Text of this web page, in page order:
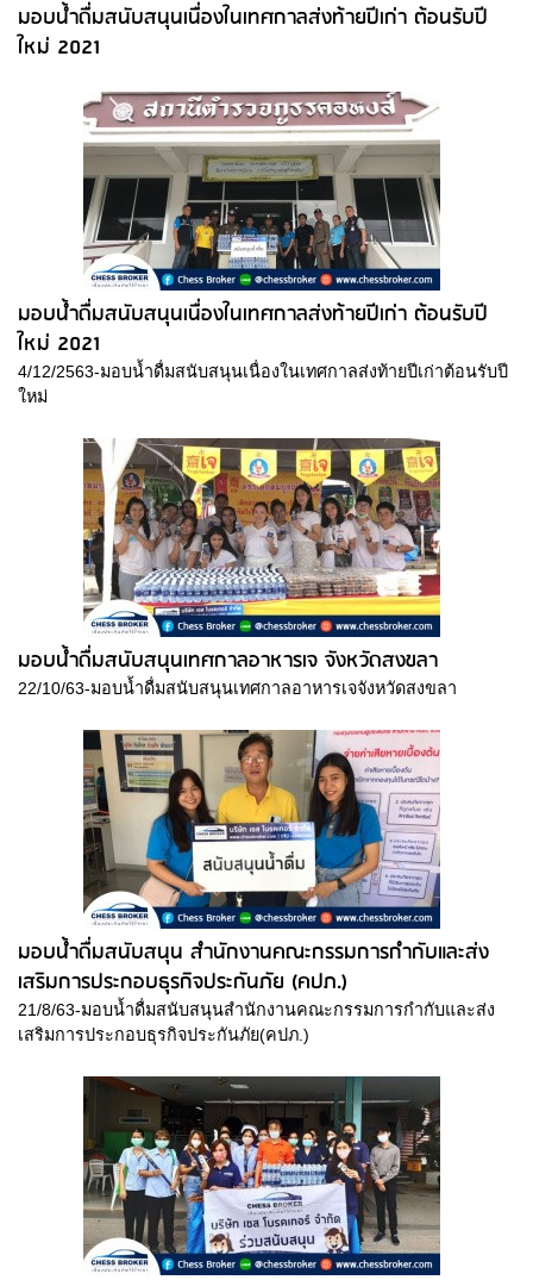
มอบน้ำดื่มสนับสนุนเนื่องในเทศกาลส่งท้ายปีเก่า ต้อนรับปี
ใหม่ 2021
มอบน้ำดื่มสนับสนุนเนื่องในเทศกาลส่งท้ายปีเก่า ต้อนรับปี
ใหม่ 2021
4/12/2563-มอบน้ำดื่มสนับสนุนเนื่องในเทศกาลส่งท้ายปีเก่าต้อนรับปี
ใหม่
มอบน้ำดื่มสนับสนุนเทศกาลอาหารเจ จังหวัดสงขลา
22/10/63-มอบน้ำดื่มสนับสนุนเทศกาลอาหารเจจังหวัดสงขลา
มอบน้ำดื่มสนับสนุน สำนักงานคณะกรรมการกำกับและส่ง
เสริมการประกอบธุรกิจประกันภัย (คปภ.)
21/8/63-มอบน้ำดื่มสนับสนุนสำนักงานคณะกรรมการกำกับและส่ง
เสริมการประกอบธุรกิจประกันภัย(คปภ.)